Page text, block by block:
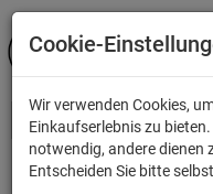
Cookie-
Wir verwenden Cookies,
Einkaufserlebnis zu
notwendig, andere dienen
Entscheiden Sie bitte